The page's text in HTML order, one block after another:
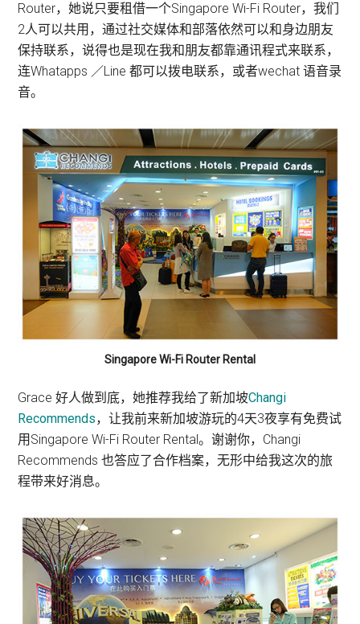
Router，她说只要租借一个Singapore Wi-Fi Router，我们
2人可以共用，通过社交媒体和部落依然可以和身边朋友
保持联系，说得也是现在我和朋友都靠通讯程式来联系，
连Whatapps ／Line 都可以拨电联系，或者wechat 语音录
音。
Singapore Wi-Fi Router Rental
Grace 好人做到底，她推荐我给了新加坡Changi
Recommends，让我前来新加坡游玩的4天3夜享有免费试
用Singapore Wi-Fi Router Rental。谢谢你，Changi
Recommends 也答应了合作档案，无形中给我这次的旅
程带来好消息。